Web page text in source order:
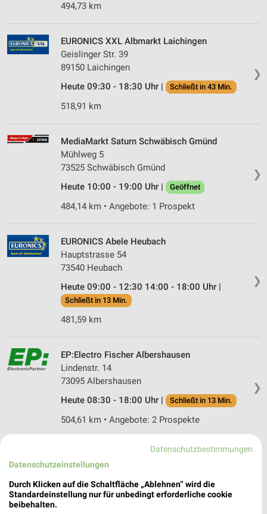
494,73 km
❯
EURONICS XXL Albmarkt Laichingen
Geislinger Str. 39
89150 Laichingen
Heute 09:30 - 18:30 Uhr |
Schließt in 43 Min.
518,91 km
❯
MediaMarkt Saturn Schwäbisch Gmünd
Mühlweg 5
73525 Schwäbisch Gmünd
Heute 10:00 - 19:00 Uhr |
Geöffnet
484,14 km • Angebote: 1 Prospekt
❯
EURONICS Abele Heubach
Hauptstrasse 54
73540 Heubach
Heute 09:00 - 12:30 14:00 - 18:00 Uhr |
Schließt in 13 Min.
481,59 km
❯
EP:Electro Fischer Albershausen
Lindenstr. 14
73095 Albershausen
Heute 08:30 - 18:00 Uhr |
Schließt in 13 Min.
504,61 km • Angebote: 2 Prospekte
media@home Grees Ulm
Ehmannstr. 1
89081 Ulm
513,63 km
Datenschutzbestimmungen
Datenschutzeinstellungen
Durch Klicken auf die Schaltfläche „Ablehnen“ wird die
Standardeinstellung nur für unbedingt erforderliche cookie
beibehalten.